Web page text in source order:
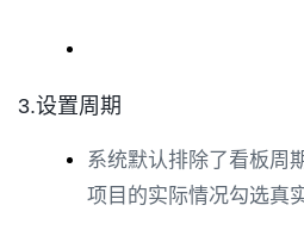
3.设置周期
系统默认排除了看板周
项目的实际情况勾选真